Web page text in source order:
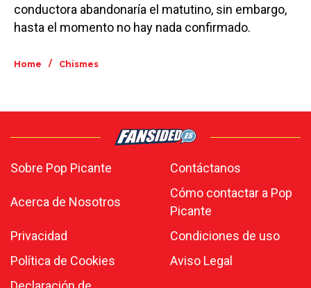
conductora abandonaría el matutino, sin embargo,
hasta el momento no hay nada confirmado.
Home / Chismes
Sobre Pop Picante Contáctanos
Acerca de Nosotros
Cómo contactar a Pop
Picante
Privacidad
Condiciones de uso
Política de Cookies
Aviso Legal